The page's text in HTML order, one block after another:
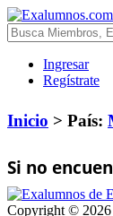
Ingresar
Regístrate
Inicio > País:
Si no
Copyright ©